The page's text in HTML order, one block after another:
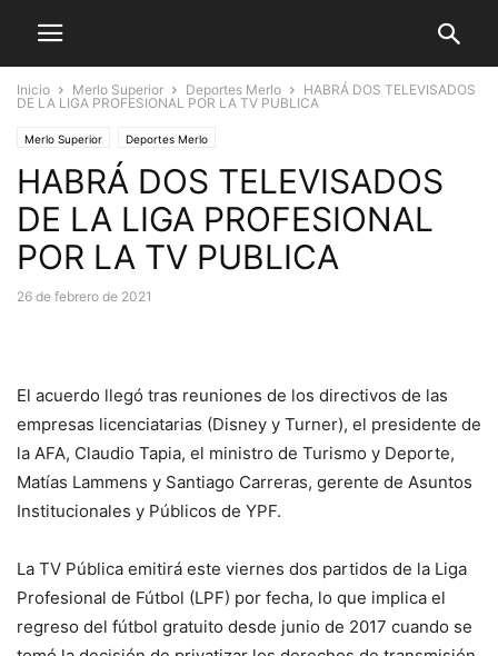
Inicio Merlo Superior Deportes Merlo
HABRÁ DOS TELEVISADOS
DE LA LIGA PROFESIONAL POR LA TV PUBLICA
Merlo Superior Deportes Merlo
HABRÁ DOS TELEVISADOS
DE LA LIGA PROFESIONAL
POR LA TV PUBLICA
26 de febrero de 2021
El acuerdo llegó tras reuniones de los directivos de las
empresas licenciatarias (Disney y Turner), el presidente de
la AFA, Claudio Tapia, el ministro de Turismo y Deporte,
Matías Lammens y Santiago Carreras, gerente de Asuntos
Institucionales y Públicos de YPF.
La TV Pública emitirá este viernes dos partidos de la Liga
Profesional de Fútbol (LPF) por fecha, lo que implica el
regreso del fútbol gratuito desde junio de 2017 cuando se